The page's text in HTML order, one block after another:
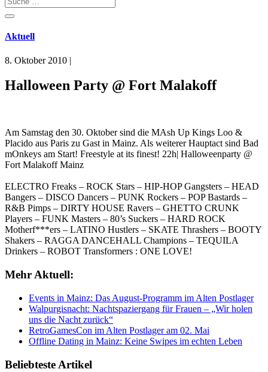
Aktuell
8. Oktober 2010 |
Halloween Party @ Fort Malakoff
Am Samstag den 30. Oktober sind die MAsh Up Kings Loo &
Placido aus Paris zu Gast in Mainz. Als weiterer Hauptact sind Bad
mOnkeys am Start! Freestyle at its finest! 22h| Halloweenparty @
Fort Malakoff Mainz
ELECTRO Freaks – ROCK Stars – HIP-HOP Gangsters – HEAD
Bangers – DISCO Dancers – PUNK Rockers – POP Bastards –
R&B Pimps – DIRTY HOUSE Ravers – GHETTO CRUNK
Players – FUNK Masters – 80’s Suckers – HARD ROCK
Motherf***ers – LATINO Hustlers – SKATE Thrashers – BOOTY
Shakers – RAGGA DANCEHALL Champions – TEQUILA
Drinkers – ROBOT Transformers : ONE LOVE!
Mehr Aktuell:
Events in Mainz: Das August-Programm im Alten Postlager
Walpurgisnacht: Nachtspaziergang für Frauen – „Wir holen
uns die Nacht zurück“
RetroGamesCon im Alten Postlager am 02. Mai
Offline Dating in Mainz: Keine Swipes im echten Leben
Beliebteste Artikel